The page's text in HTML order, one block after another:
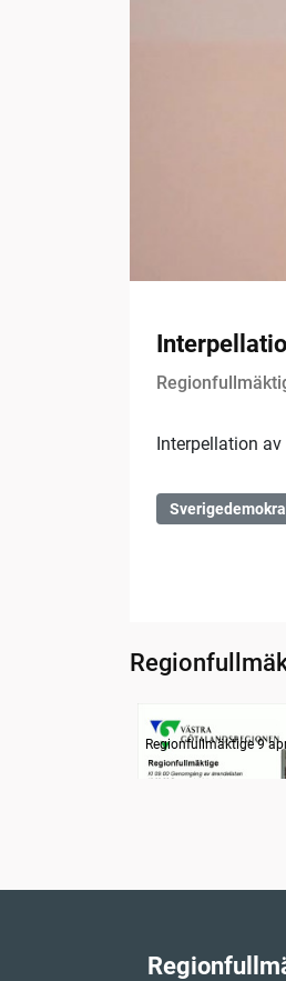
Interpellation
Information
Regionfullmäktige 9